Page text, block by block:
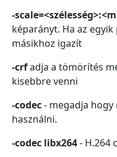
-
képarányt. Ha az
másikhoz igazít
-crfadja a tömörítés
kisebbre venni
-codec- megadja hogy
használni.
-codec libx264- H.264